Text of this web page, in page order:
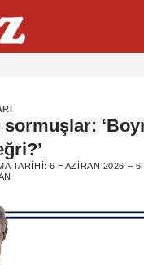
sormuşlar:
TARIHI:6 HAZIRAN 2026 –